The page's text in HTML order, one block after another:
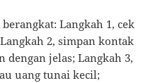
Langkah 1, cek
2, simpan kontak
jelas; Langkah 3,
uang tunai kecil;